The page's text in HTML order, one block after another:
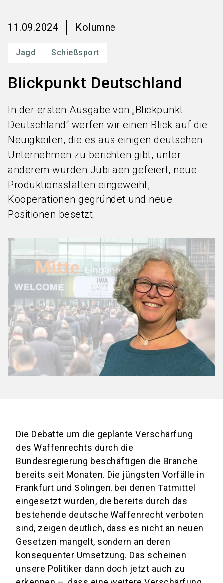
11.09.2024 Kolumne
Jagd Schießsport
Blickpunkt Deutschland
In der ersten Ausgabe von „Blickpunkt
Deutschland“ werfen wir einen Blick auf die
Neuigkeiten, die es aus einigen deutschen
Unternehmen zu berichten gibt, unter
anderem wurden Jubiläen gefeiert, neue
Produktionsstätten eingeweiht,
Kooperationen gegründet und neue
Positionen besetzt.
Die Debatte um die geplante Verschärfung
des Waffenrechts durch die
Bundesregierung beschäftigen die Branche
bereits seit Monaten. Die jüngsten Vorfälle in
Frankfurt und Solingen, bei denen Tatmittel
eingesetzt wurden, die bereits durch das
bestehende deutsche Waffenrecht verboten
sind, zeigen deutlich, dass es nicht an neuen
Gesetzen mangelt, sondern an deren
konsequenter Umsetzung. Das scheinen
unsere Politiker dann doch jetzt auch zu